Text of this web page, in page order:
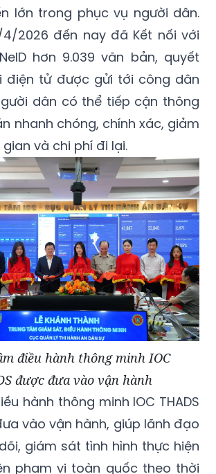
lớn trong phục vụ người dân.
2026 đến nay đã Kết nối với
hơn 9.039 văn bản, quyết
điện tử được gửi tới công dân
dân có thể tiếp cận thông
nhanh chóng, chính xác, giảm
và chi phí đi lại.
điều hành thông minh IOC
được đưa vào vận hành
hành thông minh IOC THADS
vào vận hành, giúp lãnh đạo
giám sát tình hình thực hiện
phạm vi toàn quốc theo thời